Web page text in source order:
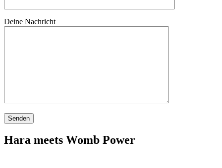
Deine Nachricht
Hara meets Womb Power